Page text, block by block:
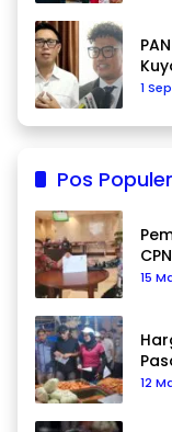
1
Pos Populer
15
12